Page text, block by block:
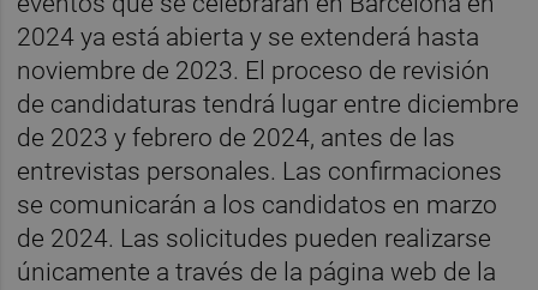
2024 ya está abierta y se extenderá hasta
noviembre de 2023. El proceso de revisión
de candidaturas tendrá lugar entre diciembre
de 2023 y febrero de 2024, antes de las
entrevistas personales. Las confirmaciones
se comunicarán a los candidatos en marzo
de 2024. Las solicitudes pueden realizarse
únicamente a través de la página web de la